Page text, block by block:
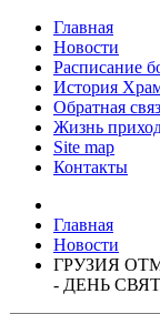
Главная
Новости
Расписание
История
Обратная
Жизнь
Site map
Контакты
Главная
Новости
ГРУЗИЯ
- ДЕНЬ